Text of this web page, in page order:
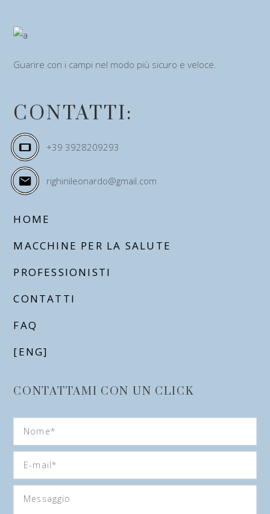
Guarire con i campi nel modo più sicuro e veloce.
CONTATTI:
+39 3928209293
righinileonardo@gmail.com
HOME
MACCHINE PER LA SALUTE
PROFESSIONISTI
CONTATTI
FAQ
[ENG]
CONTATTAMI CON UN CLICK